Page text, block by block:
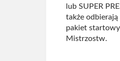
lub SUPER
także odbierają
pakiet
Mistrzostw.